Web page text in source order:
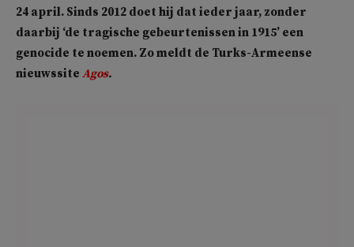
24 april. Sinds 2012 doet hij dat ieder jaar, zonder
daarbij ‘de tragische gebeurtenissen in 1915’ een
genocide te noemen. Zo meldt de Turks-Armeense
nieuwssite Agos.